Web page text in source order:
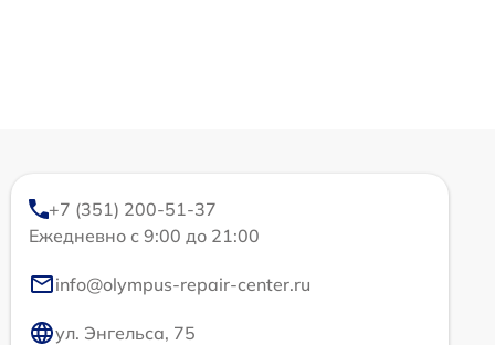
+7 (351) 200-51-37
Ежедневно с 9:00 до 21:00
info@olympus-repair-center.ru
ул. Энгельса, 75